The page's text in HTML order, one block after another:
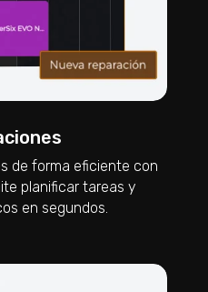
de forma eficiente con
planificar tareas y
en segundos.